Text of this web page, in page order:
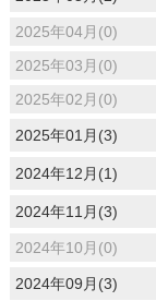
2025年04月(0)
2025年03月(0)
2025年02月(0)
2025年01月(3)
2024年12月(1)
2024年11月(3)
2024年10月(0)
2024年09月(3)